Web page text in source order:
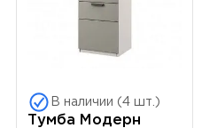
В наличии (4 шт.)
Тумба Модерн